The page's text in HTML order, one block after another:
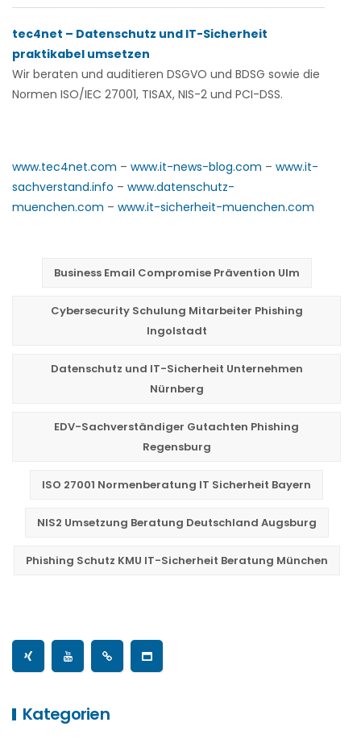
tec4net – Datenschutz und IT-Sicherheit
praktikabel umsetzen
Wir beraten und auditieren DSGVO und BDSG sowie die
Normen ISO/IEC 27001, TISAX, NIS-2 und PCI-DSS.
www.tec4net.com – www.it-news-blog.com – www.it-
sachverstand.info – www.datenschutz-
muenchen.com – www.it-sicherheit-muenchen.com
Business Email Compromise Prävention Ulm
Cybersecurity Schulung Mitarbeiter Phishing
Ingolstadt
Datenschutz und IT-Sicherheit Unternehmen
Nürnberg
EDV-Sachverständiger Gutachten Phishing
Regensburg
ISO 27001 Normenberatung IT Sicherheit Bayern
NIS2 Umsetzung Beratung Deutschland Augsburg
Phishing Schutz KMU IT-Sicherheit Beratung München
Kategorien